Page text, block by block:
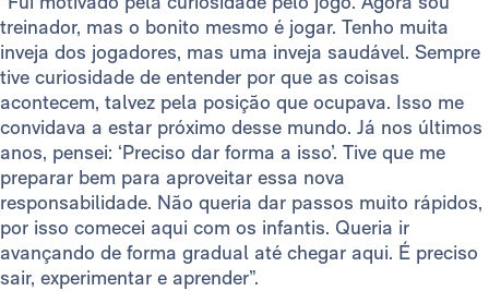
treinador, mas o bonito mesmo é jogar. Tenho muita
inveja dos jogadores, mas uma inveja saudável. Sempre
tive curiosidade de entender por que as coisas
acontecem, talvez pela posição que ocupava. Isso me
convidava a estar próximo desse mundo. Já nos últimos
anos, pensei: ‘Preciso dar forma a isso’. Tive que me
preparar bem para aproveitar essa nova
responsabilidade. Não queria dar passos muito rápidos,
por isso comecei aqui com os infantis. Queria ir
avançando de forma gradual até chegar aqui. É preciso
sair, experimentar e aprender”.